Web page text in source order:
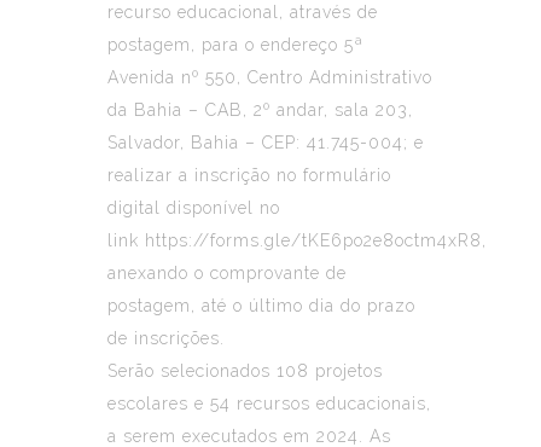
recurso educacional, através de
postagem, para o endereço 5ª
Avenida nº 550, Centro Administrativo
da Bahia – CAB, 2º andar, sala 203,
Salvador, Bahia – CEP: 41.745-004; e
realizar a inscrição no formulário
digital disponível no
link https://forms.gle/tKE6po2e8octm4xR8
anexando o comprovante de
postagem, até o último dia do prazo
de inscrições.
Serão selecionados 108 projetos
escolares e 54 recursos educacionais,
a serem executados em 2024. As